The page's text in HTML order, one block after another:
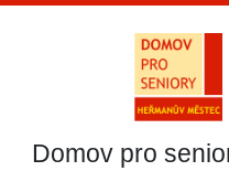
Domov pro